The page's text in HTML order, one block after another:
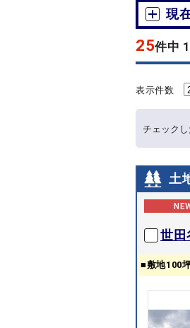
現
25件中
表示件数
チェックし
土
世田
■敷地100